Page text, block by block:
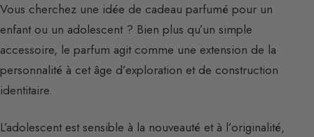
Vous cherchez une idée de cadeau parfumé pour un
enfant ou un adolescent ? Bien plus qu’un simple
accessoire, le parfum agit comme une extension de la
personnalité à cet âge d’exploration et de construction
identitaire.
L’adolescent est sensible à la nouveauté et à l’originalité,